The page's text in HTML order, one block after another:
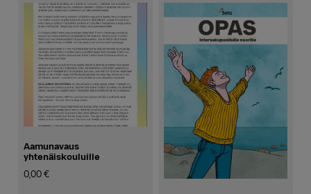
on
useampi
muunnelma.
Voit
tehdä
valinnat
tuotteen
Aamunavaus
yhtenäiskouluille
0,00€